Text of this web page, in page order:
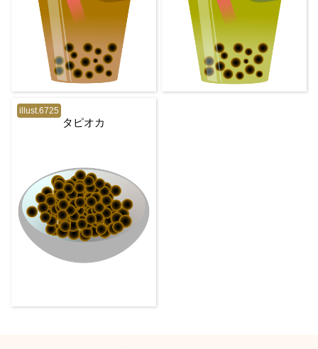
illust.6725
タピオカ